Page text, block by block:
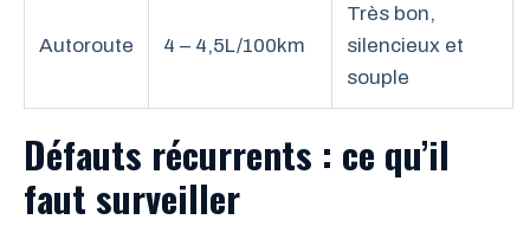
Autoroute 4 – 4,5L/100km
Très bon,
silencieux et
souple
Défauts récurrents : ce qu’il
faut surveiller